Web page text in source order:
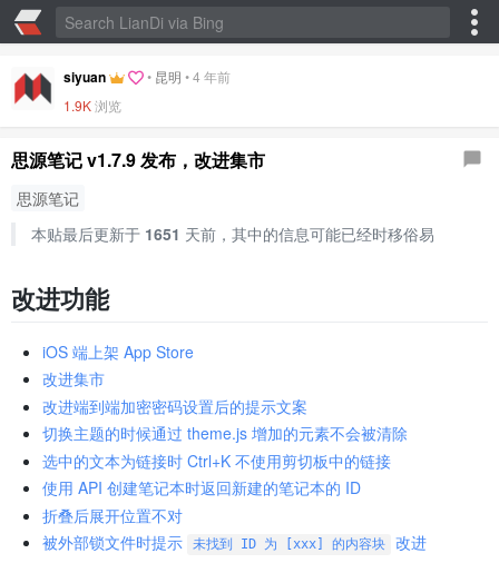
siyuan • 昆明 •4 年前
1.9K浏览
思源笔记 v1.7.9 发布，改进集市
思源笔记
本贴最后更新于 1651 天前，其中的信息可能已经时移俗易
改进功能
iOS 端上架 App Store
改进集市
改进端到端加密密码设置后的提示文案
切换主题的时候通过 theme.js 增加的元素不会被清除
选中的文本为链接时 Ctrl+K 不使用剪切板中的链接
使用 API 创建笔记本时返回新建的笔记本的 ID
折叠后展开位置不对
被外部锁文件时提示
未找到 ID 为 [xxx] 的内容块 改进